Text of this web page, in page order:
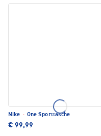
Nike · One Sporttasche
€ 99,99